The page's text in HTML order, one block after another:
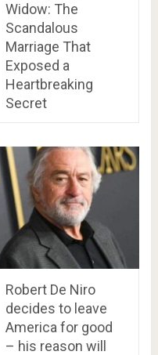
Widow: The
Scandalous
Marriage That
Exposed a
Heartbreaking
Secret
Robert De Niro
decides to leave
America for good
– his reason will